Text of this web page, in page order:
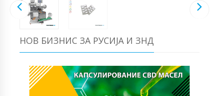
НОВ БИЗНИС ЗА РУСИЈА И ЗНД